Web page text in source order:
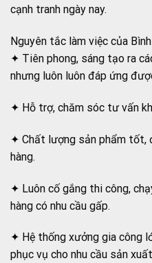
cạnh tranh ngày nay.
Nguyên tắc làm việc của
✦ Tiên phong, sáng tạo ra
nhưng luôn luôn đáp ứng
✦ Hỗ trợ, chăm sóc tư vấn
✦ Chất lượng sản phẩm tốt,
hàng.
✦ Luôn cố gắng thi công,
hàng có nhu cầu gấp.
✦ Hệ thống xưởng gia công
phục vụ cho nhu cầu sản